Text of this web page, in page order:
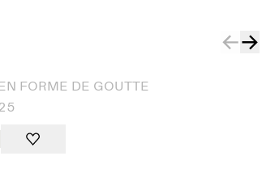
FORME DE GOUTTE